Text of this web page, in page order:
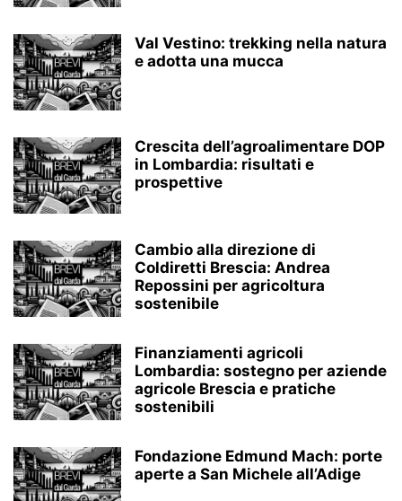
Val Vestino: trekking nella natura
e adotta una mucca
Crescita dell’agroalimentare DOP
in Lombardia: risultati e
prospettive
Cambio alla direzione di
Coldiretti Brescia: Andrea
Repossini per agricoltura
sostenibile
Finanziamenti agricoli
Lombardia: sostegno per aziende
agricole Brescia e pratiche
sostenibili
Fondazione Edmund Mach: porte
aperte a San Michele all’Adige